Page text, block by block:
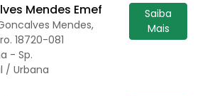
Mendes Emef
Mendes,
18720-081
- Sp.
/ Urbana
Saiba
Mais